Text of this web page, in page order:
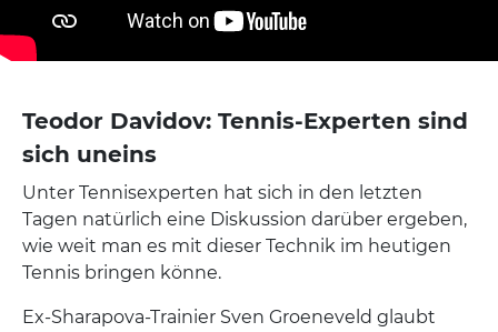
Teodor Davidov: Tennis-Experten sind
sich uneins
Unter Tennisexperten hat sich in den letzten
Tagen natürlich eine Diskussion darüber ergeben,
wie weit man es mit dieser Technik im heutigen
Tennis bringen könne.
Ex-Sharapova-Trainier Sven Groeneveld glaubt